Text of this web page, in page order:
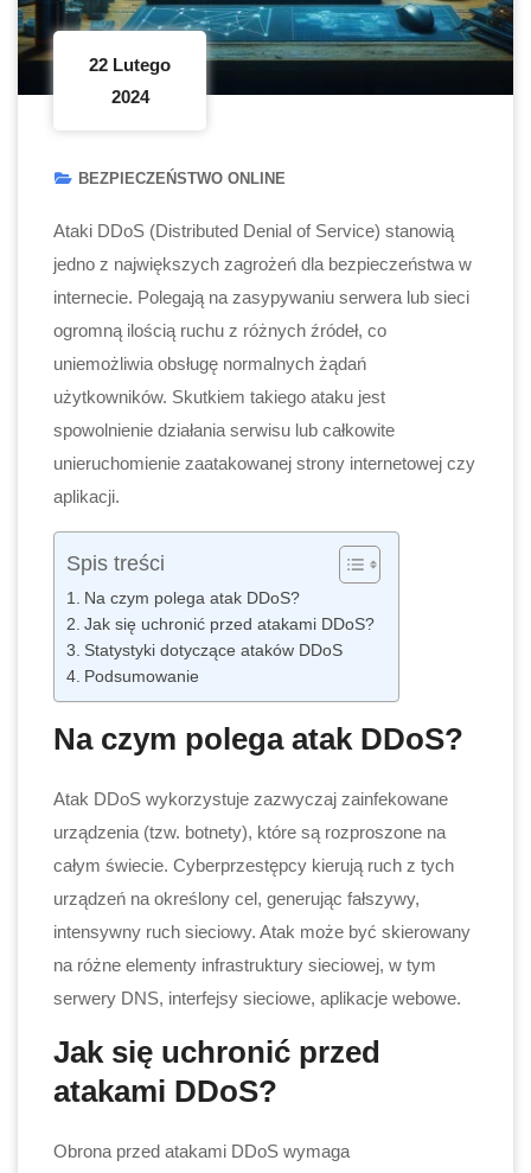
22 Lutego
2024
BEZPIECZEŃSTWO ONLINE
Ataki DDoS (Distributed Denial of Service) stanowią
jedno z największych zagrożeń dla bezpieczeństwa w
internecie. Polegają na zasypywaniu serwera lub sieci
ogromną ilością ruchu z różnych źródeł, co
uniemożliwia obsługę normalnych żądań
użytkowników. Skutkiem takiego ataku jest
spowolnienie działania serwisu lub całkowite
unieruchomienie zaatakowanej strony internetowej czy
aplikacji.
Spis treści
Na czym polega atak DDoS?
Jak się uchronić przed atakami DDoS?
Statystyki dotyczące ataków DDoS
Podsumowanie
Na czym polega atak DDoS?
Atak DDoS wykorzystuje zazwyczaj zainfekowane
urządzenia (tzw. botnety), które są rozproszone na
całym świecie. Cyberprzestępcy kierują ruch z tych
urządzeń na określony cel, generując fałszywy,
intensywny ruch sieciowy. Atak może być skierowany
na różne elementy infrastruktury sieciowej, w tym
serwery DNS, interfejsy sieciowe, aplikacje webowe.
Jak się uchronić przed
atakami DDoS?
Obrona przed atakami DDoS wymaga